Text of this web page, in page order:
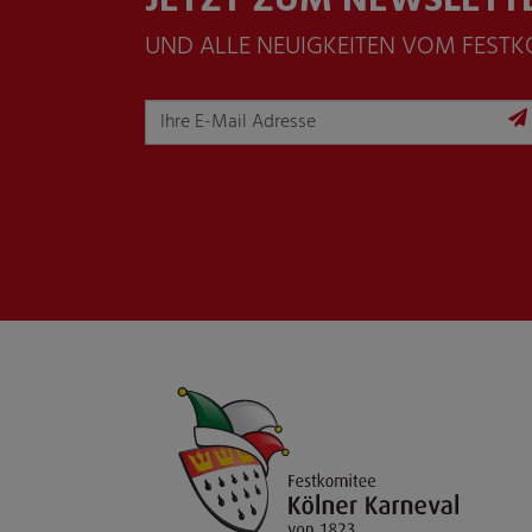
UND ALLE NEUIGKEITEN VOM